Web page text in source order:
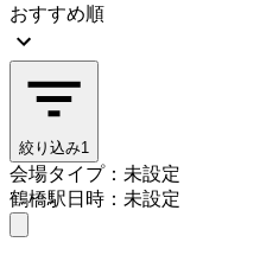
おすすめ順
絞り込み1
会場タイプ：未設定
鶴橋駅日時：未設定